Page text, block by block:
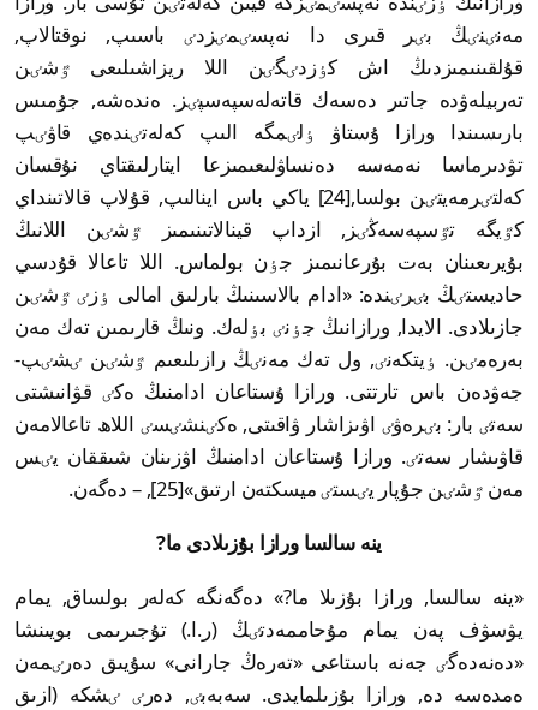
مەنٸنٸڭ بٸر قىرى دا نەپسٸمٸزدٸ باسىپ, نوقتالاپ,
قۇلقىنىمىزدىڭ اش كٶزدٸگٸن اللا ريزاشىلىعى ٷشٸن
تەربيلەۋدە جاتىر دەسەك قاتەلەسپەسپٸز. ەندەشە, جۇمىس
بارىسىندا ورازا ۇستاۋ ٶلٸمگە الىپ كەلەتٸندەي قاۋٸپ
تۋدىرماسا نەمەسە دەنساۋلىعىمىزعا ايتارلىقتاي نۇقسان
كەلتٸرمەيتٸن بولسا,[24] ياكي باس اينالىپ, قۇلاپ قالاتىنداي
كٷيگە تٷسپەسەڭٸز, ازداپ قينالاتىنىمىز ٷشٸن اللانىڭ
بۇيرىعىنان بەت بۇرعانىمىز جٶن بولماس. اللا تاعالا قۇدسي
حاديستٸڭ بٸرٸندە: «ادام بالاسىنىڭ بارلىق امالى ٶزٸ ٷشٸن
جازىلادى. الايدا, ورازانىڭ جٶنٸ بٶلەك. ونىڭ قارىمىن تەك مەن
بەرەمٸن. ٶيتكەنٸ, ول تەك مەنٸڭ رازىلىعىم ٷشٸن ٸشٸپ-
جەۋدەن باس تارتتى. ورازا ۇستاعان ادامنىڭ ەكٸ قۋانىشتى
سەتٸ بار: بٸرەۋٸ اۋىزاشار ۋاقىتى, ەكٸنشٸسٸ اللاھ تاعالامەن
قاۋىشار سەتٸ. ورازا ۇستاعان ادامنىڭ اۋزىنان شىققان يٸس
مەن ٷشٸن جۇپار يٸستٸ ميسكتەن ارتىق»[25], – دەگەن.
ينە سالسا ورازا بۇزىلادى ما?
«ينە سالسا, ورازا بۇزىلا ما?» دەگەنگە كەلەر بولساق, يمام
يۋسۋف پەن يمام مۇحاممەدتٸڭ (ر.ا.) تۇجىرىمى بويىنشا
«دەنەدەگٸ جەنە باستاعى «تەرەڭ جارانى» سۇيىق دەرٸمەن
ەمدەسە دە, ورازا بۇزىلمايدى. سەبەبٸ, دەرٸ ٸشكە (ازىق